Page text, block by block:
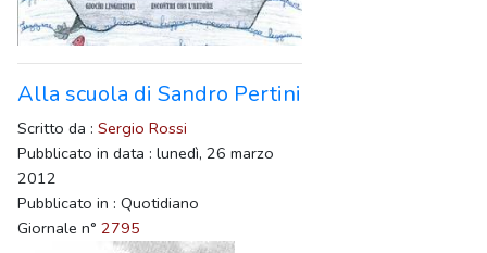
Alla scuola di Sandro Pertini
Scritto da : Sergio Rossi
Pubblicato in data : lunedì, 26 marzo
2012
Pubblicato in : Quotidiano
Giornale n° 2795